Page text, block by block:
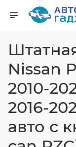
Nissan
2010-
2016-
авто с